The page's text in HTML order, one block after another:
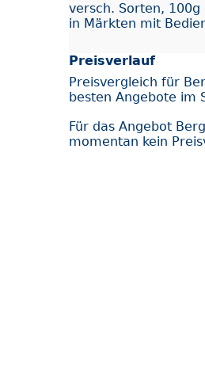
versch. Sorten,
in Märkten mit
Preisverlauf
Preisvergleich für
besten Angebote im
Für das Angebot
momentan kein